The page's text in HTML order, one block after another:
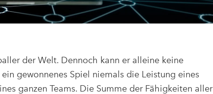
der Welt. Dennoch kann er alleine keine
gewonnenes Spiel niemals die Leistung eines
ganzen Teams. Die Summe der Fähigkeiten aller